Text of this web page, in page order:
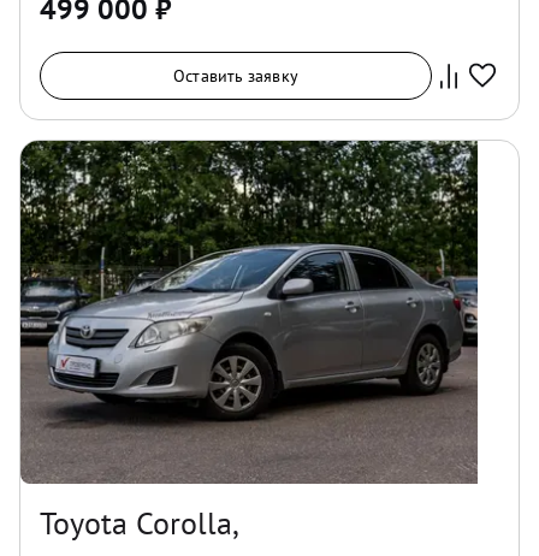
499 000 ₽
Оставить заявку
Toyota Corolla,